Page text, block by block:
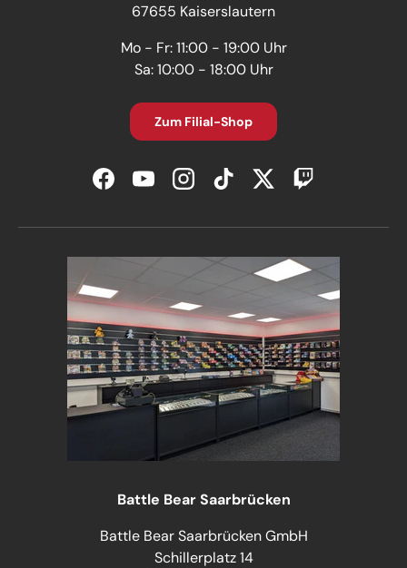
67655 Kaiserslautern
Mo - Fr: 11:00 - 19:00 Uhr
Sa: 10:00 - 18:00 Uhr
Zum Filial-Shop
FacebookYouTubeInstagramTikTokTwitterTwitch
Battle Bear Saarbrücken
Battle Bear Saarbrücken GmbH
Schillerplatz 14